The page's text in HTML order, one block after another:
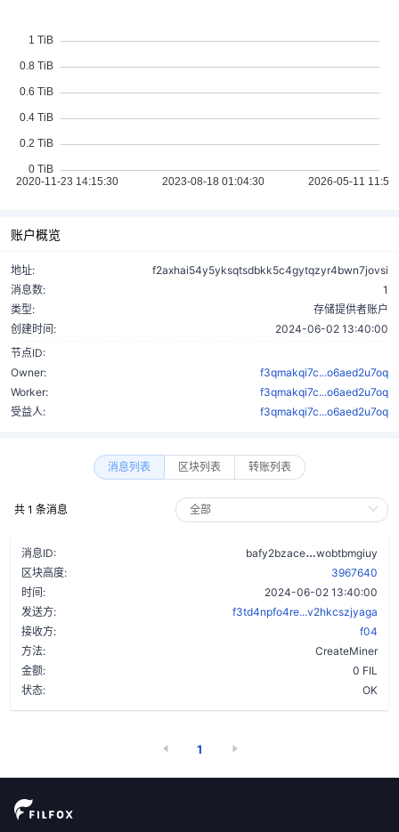
账户概览
地址:
f2axhai54y5yksqtsdbkk5c4gytqzyr4bwn7jovsi
消息数:
1
类型:
存储提供者账户
创建时间:
2024-06-02 13:40:00
节点ID:
Owner:
f3qmakqi7c...o6aed2u7oq
Worker:
f3qmakqi7c...o6aed2u7oq
受益人:
f3qmakqi7c...o6aed2u7oq
消息列表 区块列表 转账列表
共 1 条消息
消息ID: bafy2bzace
wobtbmgiuy
区块高度:
3967640
时间:
2024-06-02 13:40:00
发送方:
f3td4npfo4re...v2hkcszjyaga
接收方:
f04
方法:
CreateMiner
金额:
0 FIL
状态:
OK
1